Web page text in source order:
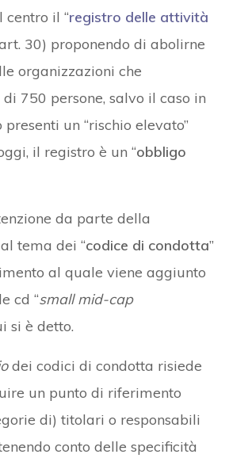
centro il “registro delle attività
30) proponendo di abolirne
organizzazioni che
750 persone, salvo il caso in
un “rischio elevato”
il registro è un “obbligo
da parte della
tema dei “codice di condotta”
al quale viene aggiunto
cd “small mid-cap
si è detto.
dei codici di condotta risiede
un punto di riferimento
di) titolari o responsabili
conto delle specificità